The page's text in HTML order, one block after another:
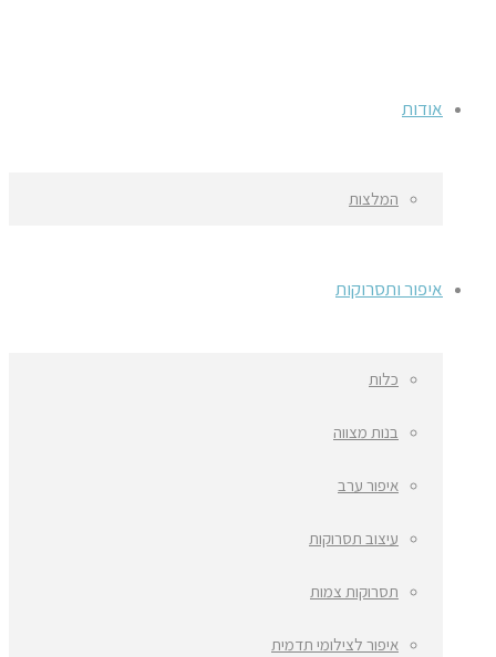
אודות
המלצות
איפור ותסרוקות
כלות
בנות מצווה
איפור ערב
עיצוב תסרוקות
תסרוקות צמות
איפור לצילומי תדמית